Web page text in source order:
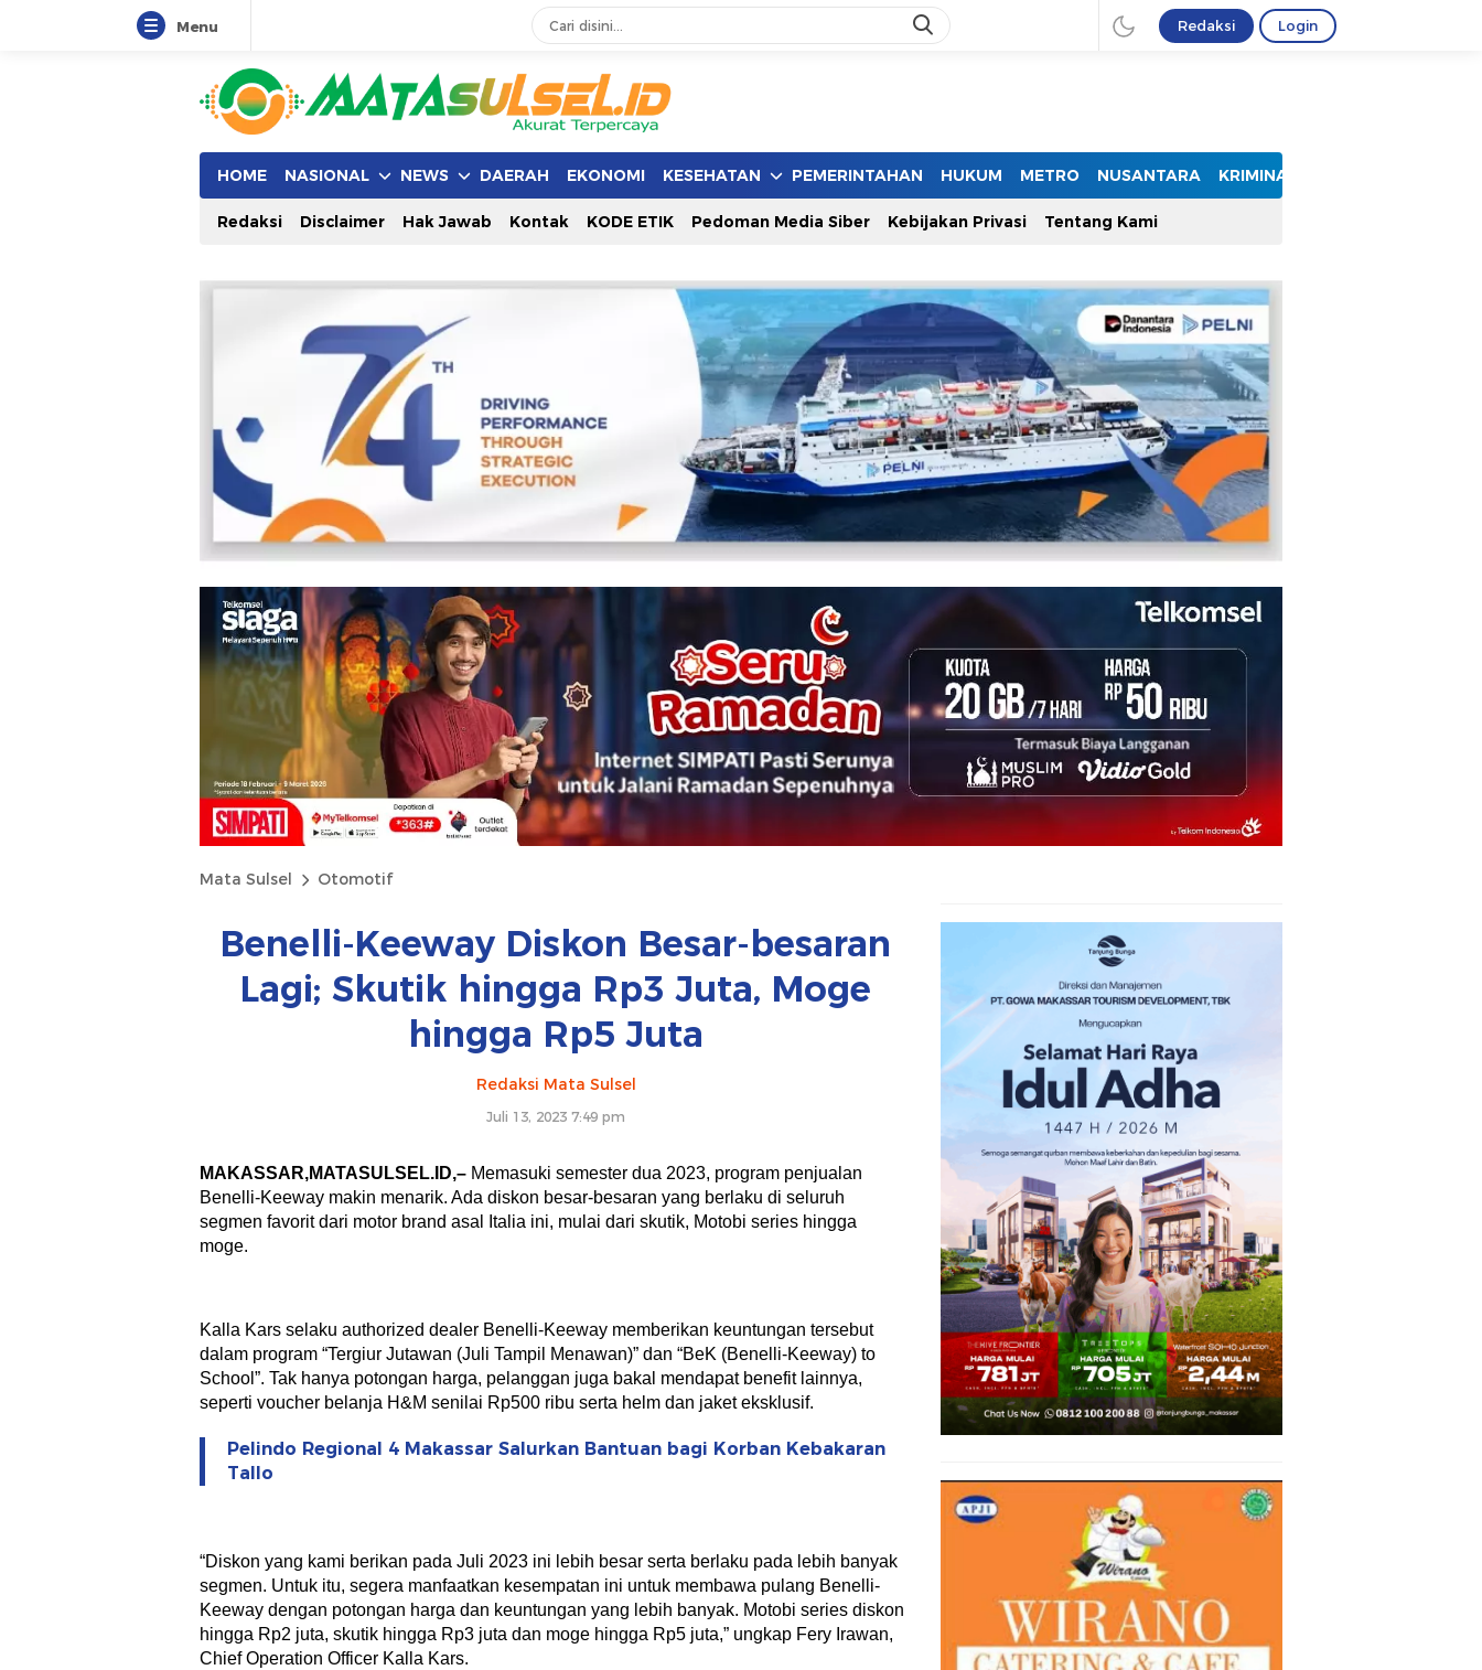
Menu Redaksi Login
HOME NASIONAL NEWS DAERAH EKONOMI KESEHATAN PEMERINTAHAN HUKUM METRO NUSANTARA KRIMINAL
Redaksi Disclaimer Hak Jawab Kontak KODE ETIK Pedoman Media Siber Kebijakan Privasi Tentang Kami
Mata Sulsel Otomotif
Benelli-Keeway Diskon Besar-besaran
Lagi; Skutik hingga Rp3 Juta, Moge
hingga Rp5 Juta
Redaksi Mata Sulsel
Juli 13, 2023 7:49 pm
MAKASSAR,MATASULSEL.ID,– Memasuki semester dua 2023, program penjualan
Benelli-Keeway makin menarik. Ada diskon besar-besaran yang berlaku di seluruh
segmen favorit dari motor brand asal Italia ini, mulai dari skutik, Motobi series hingga
moge.
Kalla Kars selaku authorized dealer Benelli-Keeway memberikan keuntungan tersebut
dalam program “Tergiur Jutawan (Juli Tampil Menawan)” dan “BeK (Benelli-Keeway) to
School”. Tak hanya potongan harga, pelanggan juga bakal mendapat benefit lainnya,
seperti voucher belanja H&M senilai Rp500 ribu serta helm dan jaket eksklusif.
Pelindo Regional 4 Makassar Salurkan Bantuan bagi Korban Kebakaran
Tallo
“Diskon yang kami berikan pada Juli 2023 ini lebih besar serta berlaku pada lebih banyak
segmen. Untuk itu, segera manfaatkan kesempatan ini untuk membawa pulang Benelli-
Keeway dengan potongan harga dan keuntungan yang lebih banyak. Motobi series diskon
hingga Rp2 juta, skutik hingga Rp3 juta dan moge hingga Rp5 juta,” ungkap Fery Irawan,
Chief Operation Officer Kalla Kars.